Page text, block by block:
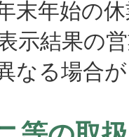
末年始の
示結果の
る場合が